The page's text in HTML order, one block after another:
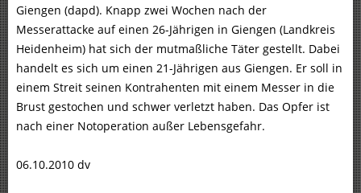
Giengen (dapd). Knapp zwei Wochen nach der
Messerattacke auf einen 26-Jährigen in Giengen (Landkreis
Heidenheim) hat sich der mutmaßliche Täter gestellt. Dabei
handelt es sich um einen 21-Jährigen aus Giengen. Er soll in
einem Streit seinen Kontrahenten mit einem Messer in die
Brust gestochen und schwer verletzt haben. Das Opfer ist
nach einer Notoperation außer Lebensgefahr.
06.10.2010 dv